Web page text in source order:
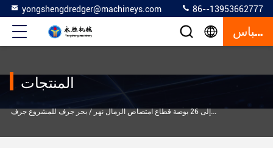
yongshengdredger@machineys.com 86--13953662777
إقتباس
المنتجات